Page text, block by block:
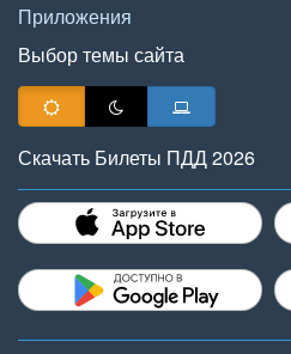
Приложения
Выбор темы сайта
Скачать Билеты ПДД 2026